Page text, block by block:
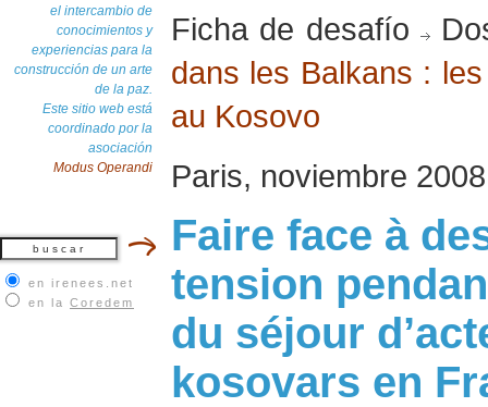
el intercambio de
conocimientos y
experiencias para la
construcción de un arte
de la paz.
Este sitio web está
coordinado por la
asociación
Modus Operandi
en irenees.net
en la Coredem
Ficha de desafío
dans les Balkans :
au Kosovo
Paris, noviembre 2008
Faire face à
tension
du séjour
kosovars en